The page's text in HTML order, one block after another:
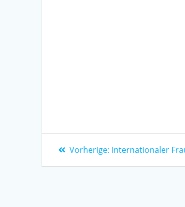
Vorherige: Internationaler